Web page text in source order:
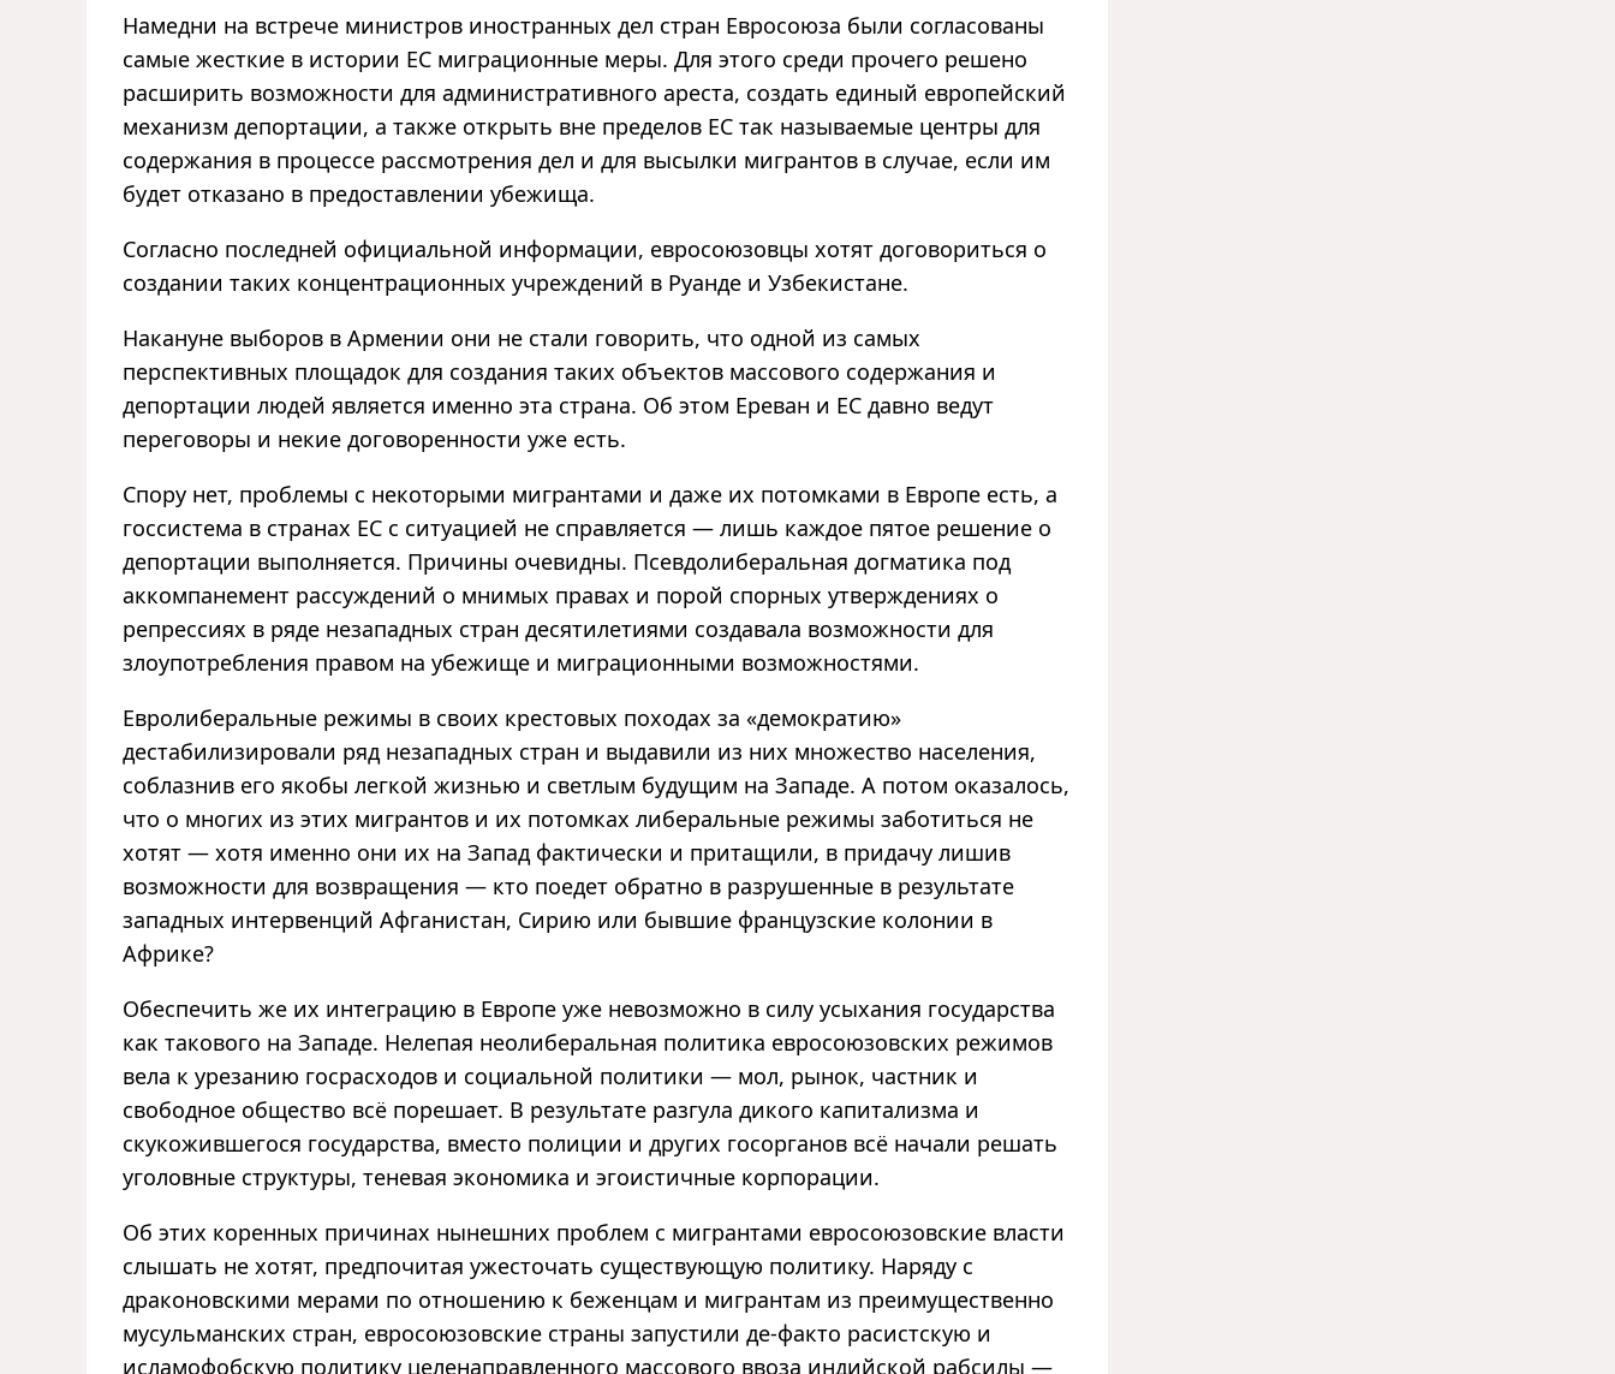
Намедни на встрече министров иностранных дел стран Евросоюза были согласованы
самые жесткие в истории ЕС миграционные меры. Для этого среди прочего решено
расширить возможности для административного ареста, создать единый европейский
механизм депортации, а также открыть вне пределов ЕС так называемые центры для
содержания в процессе рассмотрения дел и для высылки мигрантов в случае, если им
будет отказано в предоставлении убежища.
Согласно последней официальной информации, евросоюзовцы хотят договориться о
создании таких концентрационных учреждений в Руанде и Узбекистане.
Накануне выборов в Армении они не стали говорить, что одной из самых
перспективных площадок для создания таких объектов массового содержания и
депортации людей является именно эта страна. Об этом Ереван и ЕС давно ведут
переговоры и некие договоренности уже есть.
Спору нет, проблемы с некоторыми мигрантами и даже их потомками в Европе есть, а
госсистема в странах ЕС с ситуацией не справляется — лишь каждое пятое решение о
депортации выполняется. Причины очевидны. Псевдолиберальная догматика под
аккомпанемент рассуждений о мнимых правах и порой спорных утверждениях о
репрессиях в ряде незападных стран десятилетиями создавала возможности для
злоупотребления правом на убежище и миграционными возможностями.
Евролиберальные режимы в своих крестовых походах за «демократию»
дестабилизировали ряд незападных стран и выдавили из них множество населения,
соблазнив его якобы легкой жизнью и светлым будущим на Западе. А потом оказалось,
что о многих из этих мигрантов и их потомках либеральные режимы заботиться не
хотят — хотя именно они их на Запад фактически и притащили, в придачу лишив
возможности для возвращения — кто поедет обратно в разрушенные в результате
западных интервенций Афганистан, Сирию или бывшие французские колонии в
Африке?
Обеспечить же их интеграцию в Европе уже невозможно в силу усыхания государства
как такового на Западе. Нелепая неолиберальная политика евросоюзовских режимов
вела к урезанию госрасходов и социальной политики — мол, рынок, частник и
свободное общество всё порешает. В результате разгула дикого капитализма и
скукожившегося государства, вместо полиции и других госорганов всё начали решать
уголовные структуры, теневая экономика и эгоистичные корпорации.
Об этих коренных причинах нынешних проблем с мигрантами евросоюзовские власти
слышать не хотят, предпочитая ужесточать существующую политику. Наряду с
драконовскими мерами по отношению к беженцам и мигрантам из преимущественно
мусульманских стран, евросоюзовские страны запустили де-факто расистскую и
исламофобскую политику целенаправленного массового ввоза индийской рабсилы —